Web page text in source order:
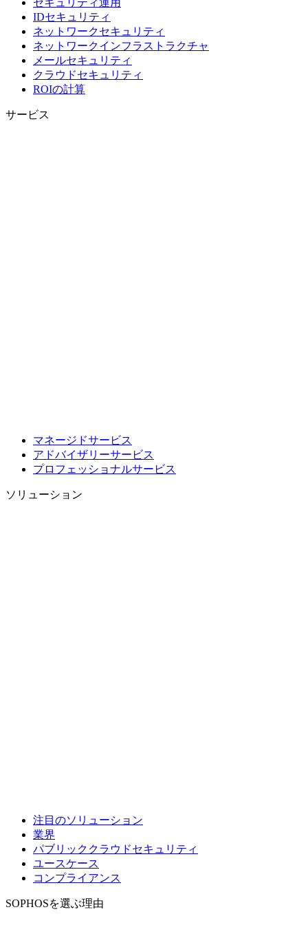
セキュリティ運用
IDセキュリティ
ネットワークセキュリティ
ネットワークインフラストラクチャ
メールセキュリティ
クラウドセキュリティ
ROIの計算
サービス
マネージドサービス
アドバイザリーサービス
プロフェッショナルサービス
ソリューション
注目のソリューション
業界
パブリッククラウドセキュリティ
ユースケース
コンプライアンス
SOPHOSを選ぶ理由